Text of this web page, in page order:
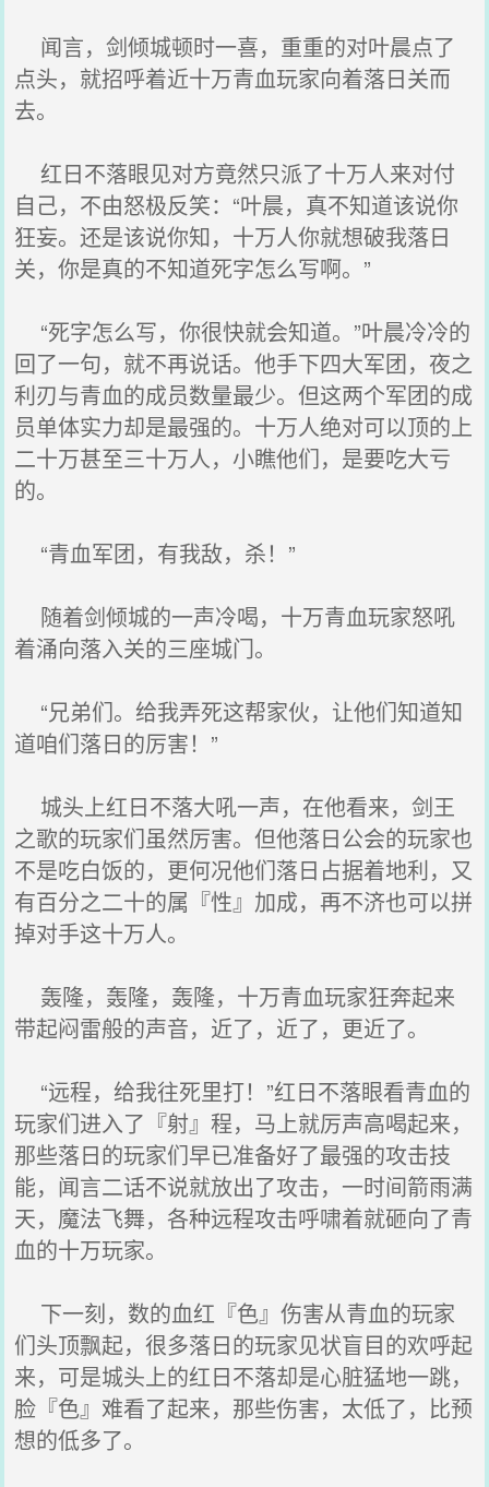
闻言，剑倾城顿时一喜，重重的对叶晨点了
点头，就招呼着近十万青血玩家向着落日关而
去。
红日不落眼见对方竟然只派了十万人来对付
自己，不由怒极反笑：“叶晨，真不知道该说你
狂妄。还是该说你知，十万人你就想破我落日
关，你是真的不知道死字怎么写啊。”
“死字怎么写，你很快就会知道。”叶晨冷冷的
回了一句，就不再说话。他手下四大军团，夜之
利刃与青血的成员数量最少。但这两个军团的成
员单体实力却是最强的。十万人绝对可以顶的上
二十万甚至三十万人，小瞧他们，是要吃大亏
的。
“青血军团，有我敌，杀！”
随着剑倾城的一声冷喝，十万青血玩家怒吼
着涌向落入关的三座城门。
“兄弟们。给我弄死这帮家伙，让他们知道知
道咱们落日的厉害！”
城头上红日不落大吼一声，在他看来，剑王
之歌的玩家们虽然厉害。但他落日公会的玩家也
不是吃白饭的，更何况他们落日占据着地利，又
有百分之二十的属『性』加成，再不济也可以拼
掉对手这十万人。
轰隆，轰隆，轰隆，十万青血玩家狂奔起来
带起闷雷般的声音，近了，近了，更近了。
“远程，给我往死里打！”红日不落眼看青血的
玩家们进入了『射』程，马上就厉声高喝起来，
那些落日的玩家们早已准备好了最强的攻击技
能，闻言二话不说就放出了攻击，一时间箭雨满
天，魔法飞舞，各种远程攻击呼啸着就砸向了青
血的十万玩家。
下一刻，数的血红『色』伤害从青血的玩家
们头顶飘起，很多落日的玩家见状盲目的欢呼起
来，可是城头上的红日不落却是心脏猛地一跳，
脸『色』难看了起来，那些伤害，太低了，比预
想的低多了。